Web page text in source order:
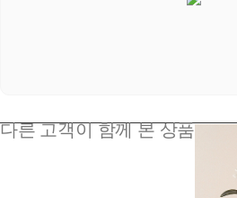
다른 고객이 함께 본 상품